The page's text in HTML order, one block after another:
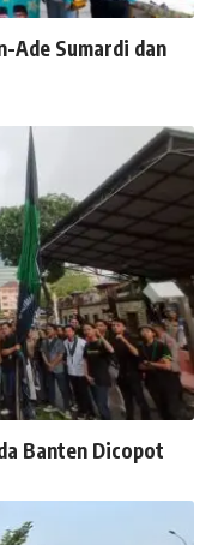
Ade Sumardi dan
Banten Dicopot